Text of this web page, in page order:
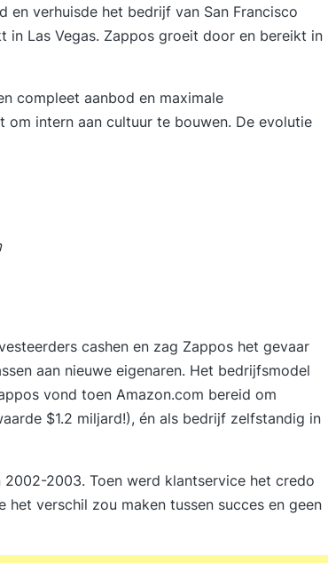
verhuisde het bedrijf van San Francisco
in Las Vegas. Zappos groeit door en bereikt in
compleet aanbod en maximale
intern aan cultuur te bouwen. De evolutie
cashen en zag Zappos het gevaar
aan nieuwe eigenaren. Het bedrijfsmodel
vond toen Amazon.com bereid om
$1.2 miljard!), én als bedrijf zelfstandig in
2003. Toen werd klantservice het credo
verschil zou maken tussen succes en geen